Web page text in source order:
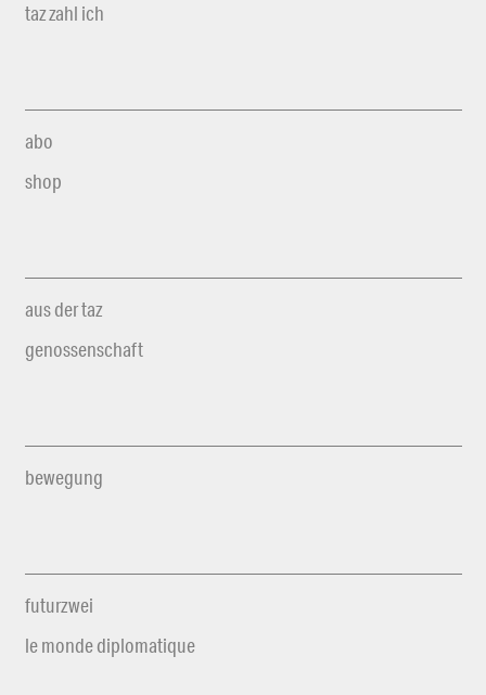
taz zahl ich
abo
shop
aus der taz
genossenschaft
bewegung
futurzwei
le monde diplomatique